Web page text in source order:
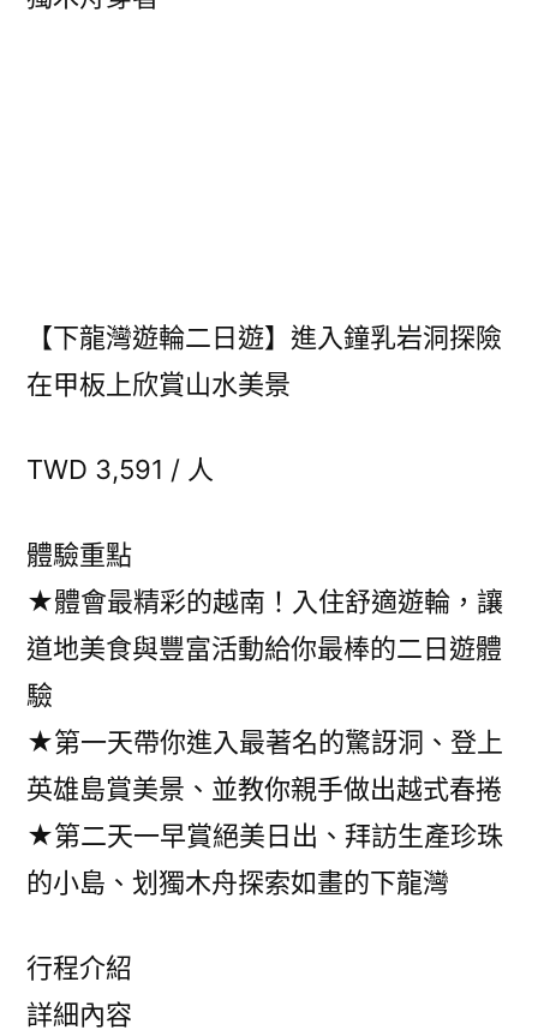
【下龍灣遊輪二日遊】進入鐘乳岩洞探險
在甲板上欣賞山水美景
TWD 3,591 / 人
體驗重點
★體會最精彩的越南！入住舒適遊輪，讓
道地美食與豐富活動給你最棒的二日遊體
驗
★第一天帶你進入最著名的驚訝洞、登上
英雄島賞美景、並教你親手做出越式春捲
★第二天一早賞絕美日出、拜訪生產珍珠
的小島、划獨木舟探索如畫的下龍灣
行程介紹
詳細內容